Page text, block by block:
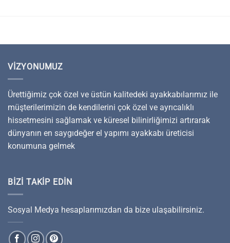
VIZYONUMUZ
Ürettiğimiz çok özel ve üstün kalitedeki ayakkabılarımız ile
müşterilerimizin de kendilerini çok özel ve ayrıcalıklı
hissetmesini sağlamak ve küresel bilinirliğimizi artırarak
dünyanın en saygıdeğer el yapımı ayakkabı üreticisi
konumuna gelmek
BIZI TAKIP EDIN
Sosyal Medya hesaplarımızdan da bize ulaşabilirsiniz.